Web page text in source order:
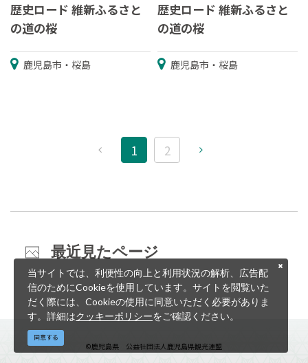
歴史ロード 維新ふるさと
の道の桜
鹿児島市・桜島
歴史ロード 維新ふるさと
の道の桜
鹿児島市・桜島
1 2
最近見たページ
©鹿児島県 公益社団法人鹿児島県観光連盟
当サイトでは、利便性の向上と利用状況の解析、広告配
信のためにCookieを使用しています。サイトを閲覧いた
だく際には、Cookieの使用に同意いただく必要がありま
す。詳細はクッキーポリシーをご確認ください。
同意する